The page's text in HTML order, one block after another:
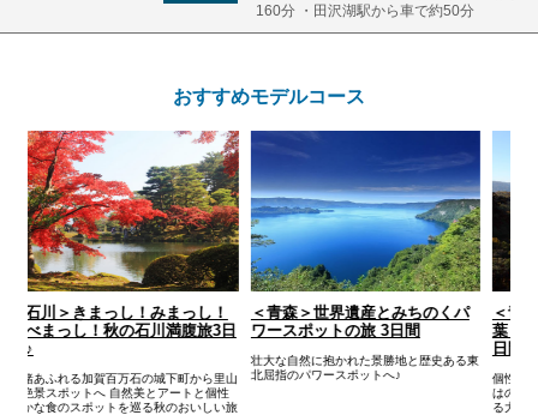
160分 ・田沢湖駅から車で約50分
おすすめモデルコース
＜青森＞アートｘ世界遺産ｘ紅
葉 秋の青森ゴールデンルート3
個性的な世界が広がるアートや青森ならで
はの郷土料理、息をのむような絶景が広が
る大自然と世界遺産をたっぷり満喫できる
＜石川＞きまっし！みまっし！
たべまっし！秋の石川満腹旅3日
情緒あふれる加賀百万石の城下町から里山
の絶景スポットへ 自然美とアートと個性
豊かな食のスポットを巡る秋のおいしい旅